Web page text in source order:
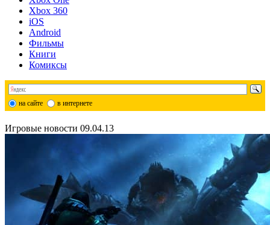
Xbox 360
iOS
Android
Фильмы
Книги
Комиксы
на сайте в интернете
Игровые новости 09.04.13